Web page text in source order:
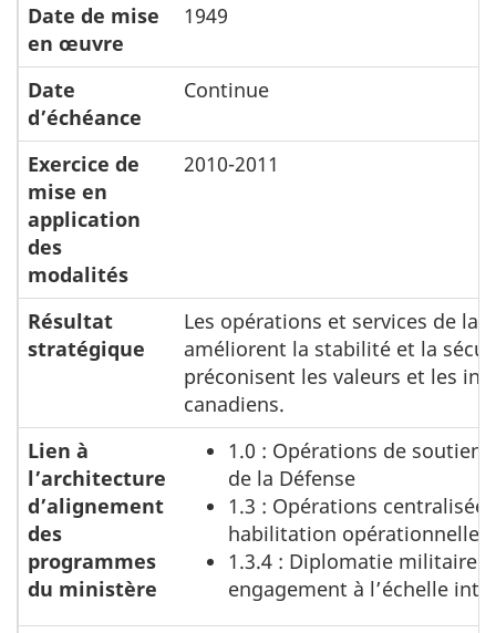
Date de mise
en œuvre
1949
Date
d’échéance
Continue
Exercice de
mise en
application
des
modalités
2010-2011
Résultat
stratégique
Les opérations et services de la
améliorent la stabilité et la
préconisent les valeurs et les
canadiens.
Lien à
l’architecture
d’alignement
des
programmes
du ministère
1.0 : Opérations de soutien
de la Défense
1.3 : Opérations
habilitation opérationnelle
1.3.4 : Diplomatie militaire
engagement à l’échelle